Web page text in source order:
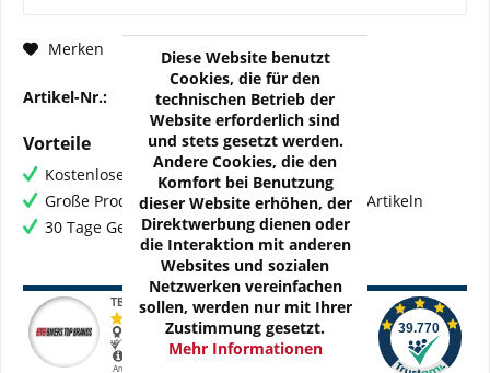
Merken Fragen zum Artikel?
Artikel-Nr.: 33-LE650A-TL01
Vorteile
Kostenloser Versand ab € 60,- Bestellwert
Große Produktauswahl mit mehr als 80.000 Artikeln
30 Tage Geld-Zurück-Garantie
Diese Website benutzt
Cookies, die für den
technischen Betrieb der
Website erforderlich sind
und stets gesetzt werden.
Andere Cookies, die den
Komfort bei Benutzung
dieser Website erhöhen, der
Direktwerbung dienen oder
die Interaktion mit anderen
Websites und sozialen
Netzwerken vereinfachen
sollen, werden nur mit Ihrer
Zustimmung gesetzt.
Mehr Informationen